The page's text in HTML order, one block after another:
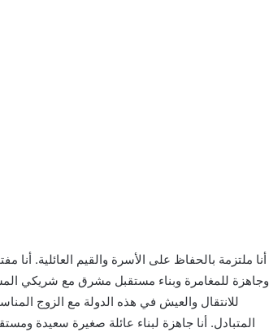
أنا ملتزمة بالحفاظ على الأسرة والقيم العائلية. أنا
وجاهزة للمغامرة وبناء مستقبل مشرق مع شريكي
للانتقال والعيش في هذه الدولة مع الزوج
المتبادل. أنا جاهزة لبناء عائلة صغيرة سعيدة